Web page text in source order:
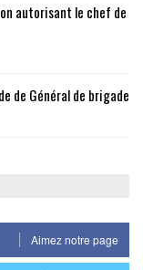
autorisant le chef de
de Général de brigade
Aimez notre page